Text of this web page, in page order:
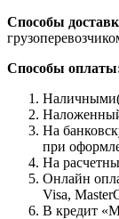
Способы
Способы
На
при
На
Онлайн
Visa,
В кредит